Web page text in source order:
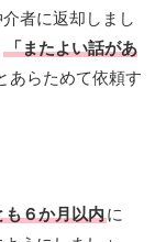
者に返却しまし
「またよい話があ
あらためて依頼す
も６か月以内に